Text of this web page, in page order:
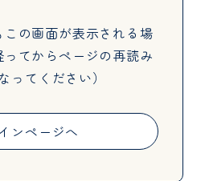
この画面が表示される場
てからページの再読み
ってください）
ンページへ